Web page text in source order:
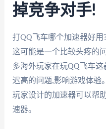
掉竞争对手!
打QQ飞车哪个加速器好
这可能是一个比较头疼的
多海外玩家在玩QQ飞车
迟高的问题,影响游戏体验
玩家设计的加速器可以帮
速器。